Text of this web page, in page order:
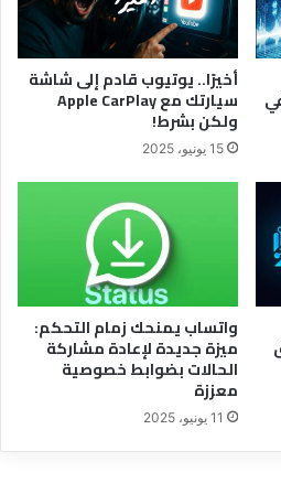
أخيرًا.. يوتيوب قادم إلى شاشة
سيارتك مع Apple CarPlay
ولكن بشرط!
15 يونيو، 2025
واتساب يمنحك زمام التحكم:
ميزة جديدة لإعادة مشاركة
الحالات بضوابط خصوصية
معززة
11 يونيو، 2025